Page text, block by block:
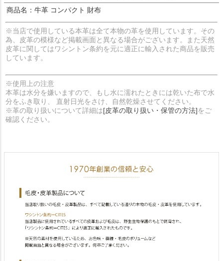
商品名：牛革 コンパクト 財布
※当店で使用している本革は全て本物の革を使用しています。その
為、皮革の模様など掲載画面と異なる場合がございます。また天然
皮革に関してはワシントン条約を元に適正に輸入された商品を販売
しています。
※使用上の注意
本革は水分を嫌いますので、もし水に濡れたときには乾いた布で水
分をふき取り、 直射日光をさけ、自然乾燥させてください。
※革の取り扱いについて詳細は[皮革の取り扱い・保管の方法]をご
確認ください。